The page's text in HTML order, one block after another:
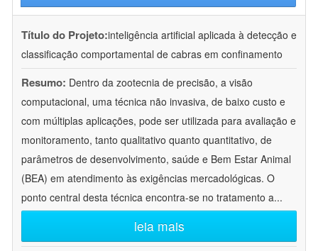
Título do Projeto:inteligência artificial aplicada à detecção e
classificação comportamental de cabras em confinamento
Resumo: Dentro da zootecnia de precisão, a visão
computacional, uma técnica não invasiva, de baixo custo e
com múltiplas aplicações, pode ser utilizada para avaliação e
monitoramento, tanto qualitativo quanto quantitativo, de
parâmetros de desenvolvimento, saúde e Bem Estar Animal
(BEA) em atendimento às exigências mercadológicas. O
ponto central desta técnica encontra-se no tratamento a...
leia mais